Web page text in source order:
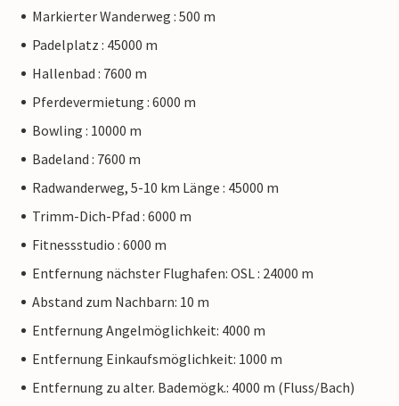
Markierter Wanderweg : 500 m
Padelplatz : 45000 m
Hallenbad : 7600 m
Pferdevermietung : 6000 m
Bowling : 10000 m
Badeland : 7600 m
Radwanderweg, 5-10 km Länge : 45000 m
Trimm-Dich-Pfad : 6000 m
Fitnessstudio : 6000 m
Entfernung nächster Flughafen: OSL : 24000 m
Abstand zum Nachbarn: 10 m
Entfernung Angelmöglichkeit: 4000 m
Entfernung Einkaufsmöglichkeit: 1000 m
Entfernung zu alter. Bademögk.: 4000 m (Fluss/Bach)